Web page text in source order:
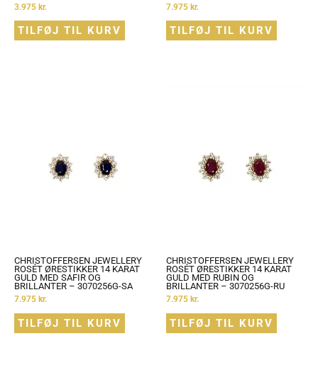
3.975 kr.
TILFØJ TIL KURV
7.975 kr.
TILFØJ TIL KURV
CHRISTOFFERSEN JEWELLERY
ROSÉT ØRESTIKKER 14 KARAT
GULD MED SAFIR OG
BRILLANTER – 3070256G-SA
7.975 kr.
TILFØJ TIL KURV
CHRISTOFFERSEN JEWELLERY
ROSÉT ØRESTIKKER 14 KARAT
GULD MED RUBIN OG
BRILLANTER – 3070256G-RU
7.975 kr.
TILFØJ TIL KURV